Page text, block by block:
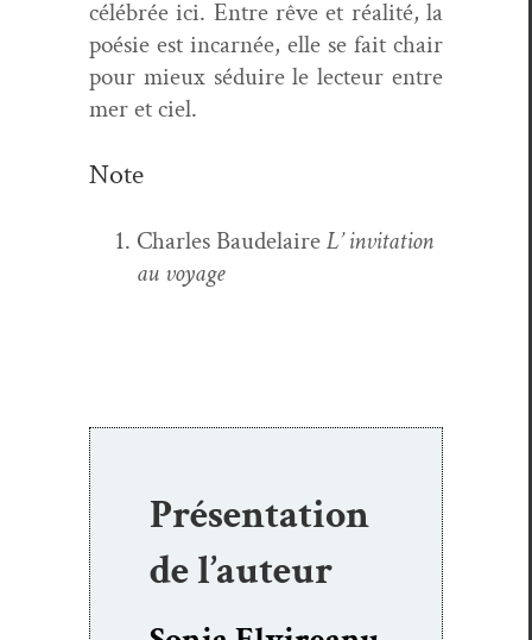
célébrée ici. Entre rêve et réal­ité, la
poésie est incar­née, elle se fait chair
pour mieux séduire le lecteur entre
mer et ciel.
Note
Charles Baude­laireL’ invi­ta­tion
au voyage
Présentation
de l’auteur